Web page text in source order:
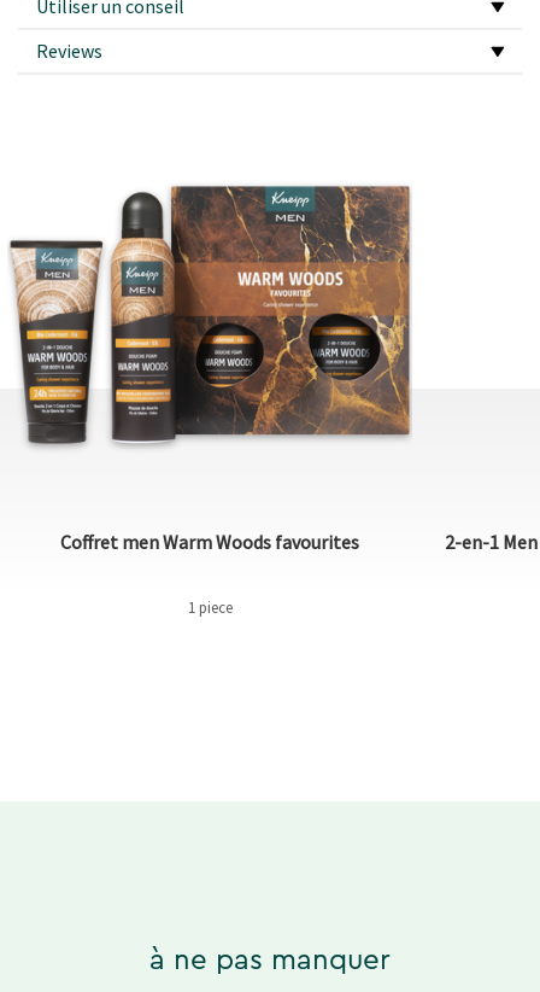
Utiliser un conseil
Reviews
Coffret men Warm Woods favourites
1 piece
2-en-1
à ne pas manquer